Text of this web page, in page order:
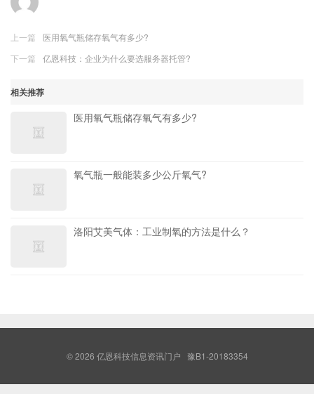
上一篇
医用氧气瓶储存氧气有多少?
下一篇
亿恩科技：企业为什么要选服务器托管?
相关推荐
医用氧气瓶储存氧气有多少?
氧气瓶一般能装多少公斤氧气?
洛阳艾美气体：工业制氧的方法是什么？
© 2026 亿恩科技信息资讯门户 豫B1-20183354